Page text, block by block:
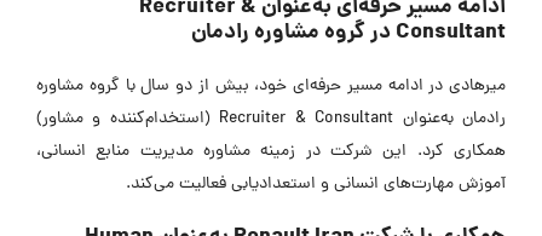
ادامه مسیر حرفه‌ای به‌عنوان Recruiter &
Consultant در گروه مشاوره رادمان
میرهادی در ادامه مسیر حرفه‌ای خود، بیش از دو سال با گروه مشاوره
رادمان به‌عنوان Recruiter & Consultant (استخدام‌کننده و مشاور)
همکاری کرد. این شرکت در زمینه مشاوره مدیریت منابع انسانی،
آموزش مهارت‌های انسانی و استعدادیابی فعالیت می‌کند.